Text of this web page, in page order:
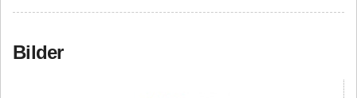
Bilder